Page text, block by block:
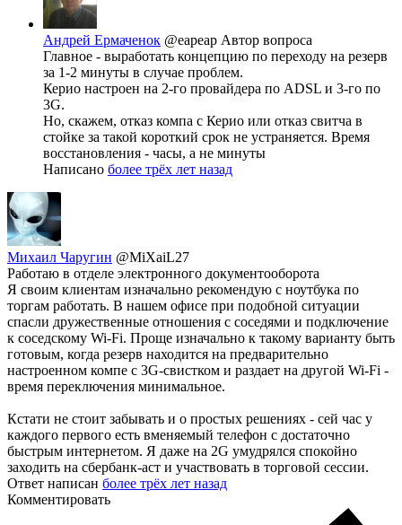
Андрей Ермаченок @eapeap Автор вопроса
Главное - выработать концепцию по переходу на резерв
за 1-2 минуты в случае проблем.
Керио настроен на 2-го провайдера по ADSL и 3-го по
3G.
Но, скажем, отказ компа с Керио или отказ свитча в
стойке за такой короткий срок не устраняется. Время
восстановления - часы, а не минуты
Написано более трёх лет назад
Михаил Чаругин @MiXaiL27
Работаю в отделе электронного документооборота
Я своим клиентам изначально рекомендую с ноутбука по
торгам работать. В нашем офисе при подобной ситуации
спасли дружественные отношения с соседями и подключение
к соседскому Wi-Fi. Проще изначально к такому варианту быть
готовым, когда резерв находится на предварительно
настроенном компе с 3G-свистком и раздает на другой Wi-Fi -
время переключения минимальное.
Кстати не стоит забывать и о простых решениях - сей час у
каждого первого есть вменяемый телефон с достаточно
быстрым интернетом. Я даже на 2G умудрялся спокойно
заходить на сбербанк-аст и участвовать в торговой сессии.
Ответ написан более трёх лет назад
Комментировать